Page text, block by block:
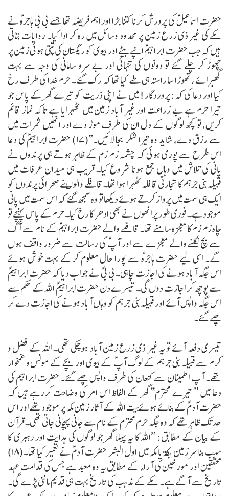
حضرت اسماعیلؑ کی پرورش کرنا کتنا بڑا اور اہم فریضہ تھا جسے بی بی ہاجرہؑ نے
مکے کی غیر ذی زرع زمین پر محدود وسائل میں رہ کر ادا کیا۔روایات بتاتی
ہیں کہ جب حضرت ابراہیمؑ انپے بیٹے اور بیوی کو ریگستان کی تپتی ہوئی زمین پر
چھوڑ کر چلے گئے تو دونوں کی تنہائی اور بے سرو سامانی کی وجہ سے بہت
گھبرائے ، تھوڑا سا راستہ ہی طے کیا تھا کہ رک گئے۔ حرم خدا کی طرف رخ
کیا اور دعا کی کہ:پروردگار! میں نے اپنی ذریت کو تیرے گھر کے پاس جو
تیرا حرم ہے بے زراعت اور غیر آباد زمین میں ٹھہرایا ہے تاکہ نماز قائم
کریں، تو کچھ لوگوں کے دل ان کی طرف موڑ دے اور انھیں ثمرات میں
سے رزق دے، شاید وہ تیرا شکر بجا لائیں۔‘‘(۱۷)
حضرت ابراہیمؑ کی دعا
اس طرح سے پوری ہوئی کہ چشمہ زم زم کے ظاہر ہوتے ہی پرندوں نے
پانی کی تلاش میں وہاں جمع ہونا شروع کیا۔ قریب ہی میدان عرفات میں
قبیلہ بنی جرہم کا تجارتی قافلہ ٹھہرا ہوا تھا۔ قافلے والوںنے صحرائی پرندوں کو
ایک ہی سمت میں پرواز کرتے ہوئے دیکھا تو وہ سمجھ گئے کہ اس سمت میں پانی
موجود ہے۔ فوری طور پرانھوں نے بھی ادھر کا رخ کیا۔ حرم کے پاس پہنچے تو
چاہ زم زم کا معجزہ سامنے تھا۔ قافلے والے حضرت ابراہیمؑ کے نام سے آگ
سے بچ نکلنے والے معجزے سے اور آپؑ کی رسالت سے ضرور واقف ہوں
گے۔ اسی لیے حضرت ہاجرہؑ سے پورا حال معلوم کرکے بہت خوش ہوئے
اس جگہ آباد ہونے کی اجازت چاہی۔ بی بیؑ نے جواب دیا کہ حضرت ابراہیمؑ
سے پوچھ کر اجازت دوں گی۔ تیسرے دن حضرت ابراہیمؑ اللہ کے حکم سے
اس جگہ واپس آئے اور قبیلہ بنی جرہم کو وہاں آباد ہونے کی اجازت دے کر
چلے گئے۔
تیسری دفعہ آئے تو یہ غیر ذی زرع زمین آباد ہوچکی تھی۔ اللہ کے فضل و
کرم سے قبیلہ بنی جرہم کے لوگ آپؑ کے بیوی اور بچے کے مونس و غمخوار
تھے۔ آپ اطمینان سے کنعان کی طرف واپس چلے گئے۔حضرت ابراہیم کی
دعا میں ’’ تیرے محترم‘‘ گھر کے الفاظ اس امر کی وضاحت کررہے ہیں کہ
حضرت آدمؑ کے بنائے ہوئے بیت اللہ کے آثار زمین مکہ پر موجود تھے اور اس
حد تک ظاہر تھے کہ وہ جگہ حرم محترم کے نام سے جانی پہچانی جاتی تھی۔ قرآن
کے بیان کے مطابق:’’اللہ کا یہ پہلا گھر جو لوگوں کی ہدایت اور رہبری کا
سبب بنا سرزمین بکۃ یا مکہ میں اول البشر حضرت آدمؑ نے تعمیر کیا تھا۔(۱۸)
محققین اور مورخین کی آراء کے مطابق یہ وہ معبد ہے جس کی قدامت عہد
تاریخ سے آگے ہے۔مکے کے مذہب کی تاریخ بہت ہی قدیم ماننی پڑے گی۔